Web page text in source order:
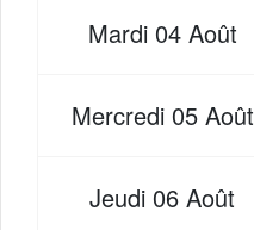
Mardi 04 Août
Mercredi 05 Août
Jeudi 06 Août